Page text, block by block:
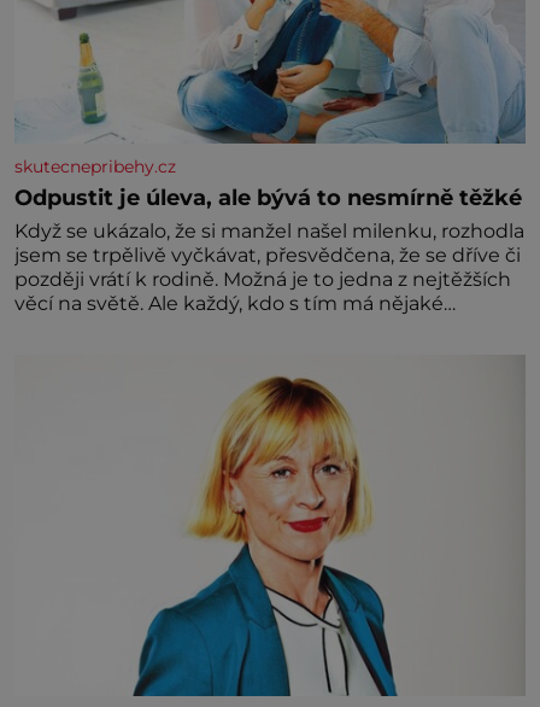
skutecnepribehy.cz
Odpustit je úleva, ale bývá to nesmírně těžké
Když se ukázalo, že si manžel našel milenku, rozhodla
jsem se trpělivě vyčkávat, přesvědčena, že se dříve či
později vrátí k rodině. Možná je to jedna z nejtěžších
věcí na světě. Ale každý, kdo s tím má nějaké